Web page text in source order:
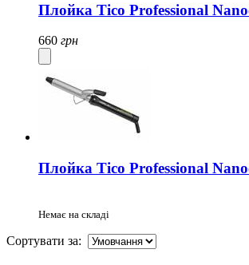
Плойка Tico Professional
660 грн
Плойка Tico Professional
Немає на складі
Сортувати за: